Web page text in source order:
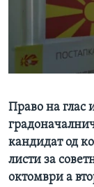
ИНТЕРВЈУА
Право на глас
кандидат од
листи за
октомври а